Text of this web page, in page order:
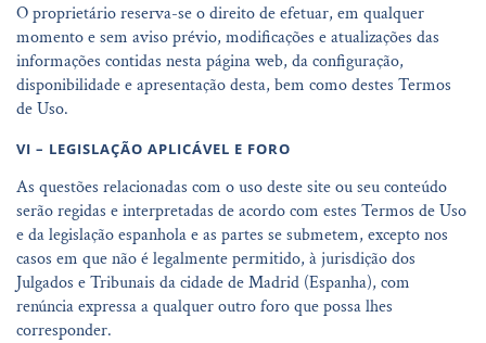
O proprietário reserva-se o direito de efetuar, em qualquer
momento e sem aviso prévio, modificações e atualizações das
informações contidas nesta página web, da configuração,
disponibilidade e apresentação desta, bem como destes Termos
de Uso.
VI – LEGISLAÇÃO APLICÁVEL E FORO
As questões relacionadas com o uso deste site ou seu conteúdo
serão regidas e interpretadas de acordo com estes Termos de Uso
e da legislação espanhola e as partes se submetem, excepto nos
casos em que não é legalmente permitido, à jurisdição dos
Julgados e Tribunais da cidade de Madrid (Espanha), com
renúncia expressa a qualquer outro foro que possa lhes
corresponder.